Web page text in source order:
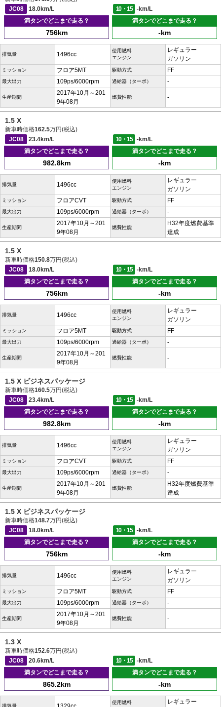
JC08
18.0km/L 10・15
-km/L
満タンでどこまで走る？
756km
満タンでどこまで走る？
-km
排気量 1496cc
使用燃料
エンジン
レギュラー
ガソリン
ミッション フロア5MT 駆動方式 FF
最大出力 109ps/6000rpm 過給器（ターボ） -
生産期間
2017年10月～201
9年08月
燃費性能 -
1.5 X
新車時価格162.5万円(税込)
JC08
23.4km/L 10・15
-km/L
満タンでどこまで走る？
982.8km
満タンでどこまで走る？
-km
排気量 1496cc
使用燃料
エンジン
レギュラー
ガソリン
ミッション フロアCVT 駆動方式 FF
最大出力 109ps/6000rpm 過給器（ターボ） -
生産期間
2017年10月～201
9年08月
燃費性能
H32年度燃費基準
達成
1.5 X
新車時価格150.8万円(税込)
JC08
18.0km/L 10・15
-km/L
満タンでどこまで走る？
756km
満タンでどこまで走る？
-km
排気量 1496cc
使用燃料
エンジン
レギュラー
ガソリン
ミッション フロア5MT 駆動方式 FF
最大出力 109ps/6000rpm 過給器（ターボ） -
生産期間
2017年10月～201
9年08月
燃費性能 -
1.5 X ビジネスパッケージ
新車時価格160.5万円(税込)
JC08
23.4km/L 10・15
-km/L
満タンでどこまで走る？
982.8km
満タンでどこまで走る？
-km
排気量 1496cc
使用燃料
エンジン
レギュラー
ガソリン
ミッション フロアCVT 駆動方式 FF
最大出力 109ps/6000rpm 過給器（ターボ） -
生産期間
2017年10月～201
9年08月
燃費性能
H32年度燃費基準
達成
1.5 X ビジネスパッケージ
新車時価格148.7万円(税込)
JC08
18.0km/L 10・15
-km/L
満タンでどこまで走る？
756km
満タンでどこまで走る？
-km
排気量 1496cc
使用燃料
エンジン
レギュラー
ガソリン
ミッション フロア5MT 駆動方式 FF
最大出力 109ps/6000rpm 過給器（ターボ） -
生産期間
2017年10月～201
9年08月
燃費性能 -
1.3 X
新車時価格152.6万円(税込)
JC08
20.6km/L 10・15
-km/L
満タンでどこまで走る？
865.2km
満タンでどこまで走る？
-km
排気量
使用燃料
レギュラー